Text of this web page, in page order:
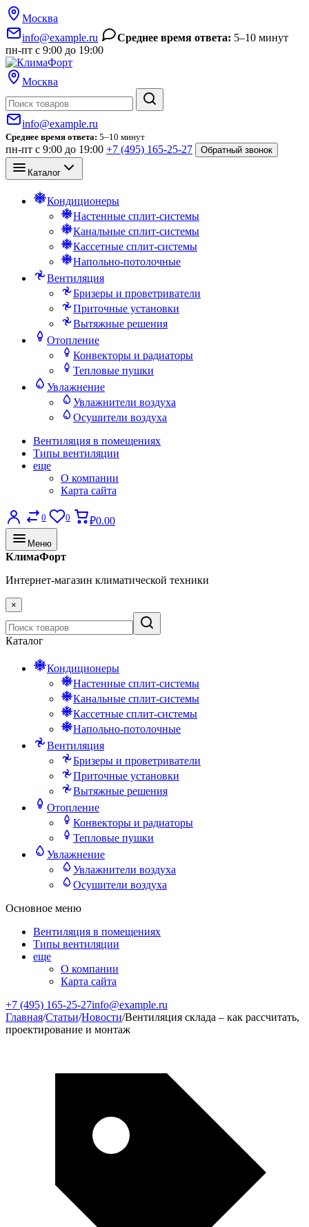
Москва
info@example.ru
Среднее время ответа: 5–10 минут
пн-пт с 9:00 до 19:00
Москва
info@example.ru
Среднее время ответа: 5–10 минут
пн-пт с 9:00 до 19:00 +7 (495) 165-25-27 Обратный звонок
Каталог
Кондиционеры
Настенные сплит-системы
Канальные сплит-системы
Кассетные сплит-системы
Напольно-потолочные
Вентиляция
Бризеры и проветриватели
Приточные установки
Вытяжные решения
Отопление
Конвекторы и радиаторы
Тепловые пушки
Увлажнение
Увлажнители воздуха
Осушители воздуха
Вентиляция в помещениях
Типы вентиляции
еще
О компании
Карта сайта
0 0 ₽0.00
Меню
КлимаФорт
Интернет-магазин климатической техники
×
Каталог
Кондиционеры
Настенные сплит-системы
Канальные сплит-системы
Кассетные сплит-системы
Напольно-потолочные
Вентиляция
Бризеры и проветриватели
Приточные установки
Вытяжные решения
Отопление
Конвекторы и радиаторы
Тепловые пушки
Увлажнение
Увлажнители воздуха
Осушители воздуха
Основное меню
Вентиляция в помещениях
Типы вентиляции
еще
О компании
Карта сайта
+7 (495) 165-25-27info@example.ru
Главная/Статьи/Новости/Вентиляция склада – как рассчитать,
проектирование и монтаж